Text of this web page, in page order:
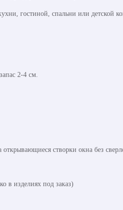
гостиной, спальни или детской
2-4 см.
створки окна без
в изделиях под заказ)